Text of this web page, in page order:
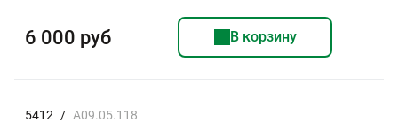
6 000 руб В корзину
5412 / A09.05.118